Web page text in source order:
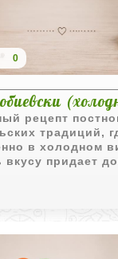
0
рецепт
традиций,
в холодном
вкусу придает
которая
оригинальным,